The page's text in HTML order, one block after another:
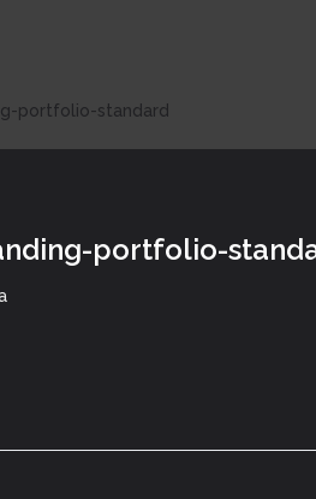
portfolio-standard
portfolio-